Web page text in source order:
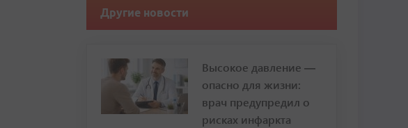
Другие новости
Высокое давление —
опасно для жизни:
врач предупредил о
рисках инфаркта